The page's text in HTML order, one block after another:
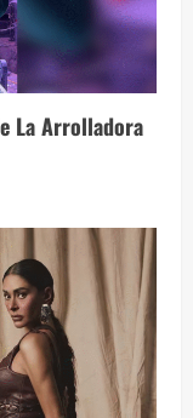
La Arrolladora